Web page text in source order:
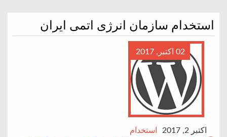
استخدام سازمان انرژی اتمی ایران
02 اکتبر, 2017
اکتبر 2, 2017
استخدام